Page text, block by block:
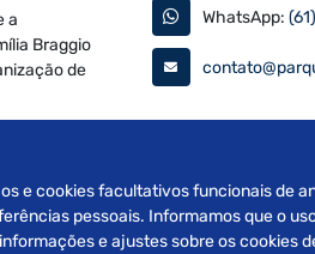
a
Braggio
de
Máquinas
WhatsApp:
e cookies facultativos funcionais de
pessoais. Informamos que o
e ajustes sobre os cookies